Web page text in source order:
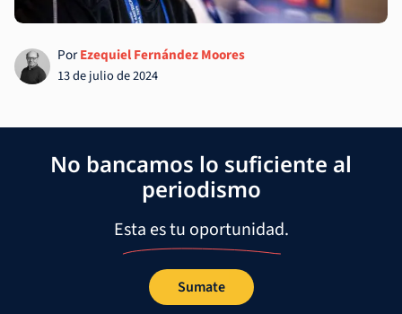
PorEzequiel Fernández Moores
13 de julio de 2024
No bancamos lo suficiente al
periodismo
Esta es tu oportunidad.
Sumate